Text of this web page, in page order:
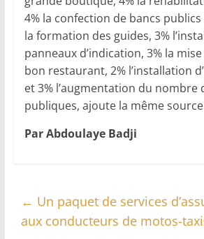
4% la confection de bancs
la formation des guides, 3%
panneaux d’indication, 3% la mise
bon restaurant, 2% l’installation
et 3% l’augmentation du nombre
publiques, ajoute la même
Par Abdoulaye Badji
← Un paquet de services
aux conducteurs de motos-